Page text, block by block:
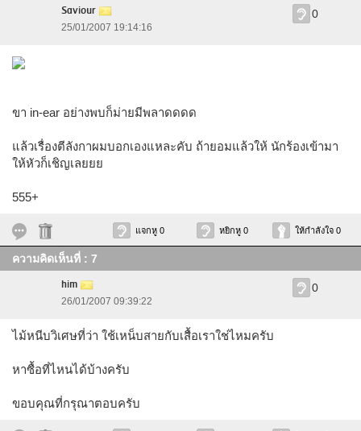
Saviour
25/01/2007 19:14:16
0
ขา in-ear อย่างพบก็ม่ายมีพลาดดดด
แล้วเรื่องตีลังกาผมบอกเองแหละคับ ถ้ายอมแล้วให้ นักร้องเข้ามา
ให้หัวก็เชิญเลยยย
555+
แจกหู 0 หยิกหู 0 ให้กำลังใจ 0
ความคิดเห็นที่ : 7
him
26/01/2007 09:39:22
0
ไม้หนีบวิเศษที่ว่า ใช้เหน็บสายกับเสื้อเราใช่ไหมครับ
หาซื้อที่ไหนได้บ้างครับ
ขอบคุณที่กรุณาตอบครับ